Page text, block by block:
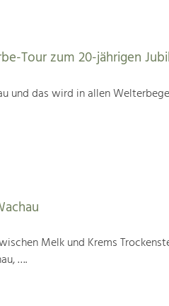
Tour zum 20-jährigen
und das wird in allen
Melk und Krems
….